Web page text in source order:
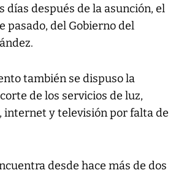
días después de la asunción, el
pasado, del Gobierno del
también se dispuso la
de los servicios de luz,
internet y televisión por falta de
desde hace más de dos